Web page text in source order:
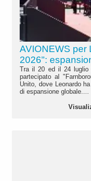
AVIONEWS per
2026":
Tra il 20 ed il 24 luglio
partecipato al
Unito, dove Leonardo
di espansione globale....